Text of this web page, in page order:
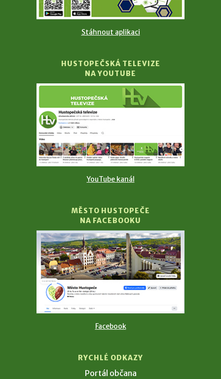
Stáhnout aplikaci
HUSTOPEČSKÁ TELEVIZE
NA YOUTUBE
YouTube kanál
MĚSTO HUSTOPEČE
NA FACEBOOKU
Facebook
RYCHLÉ ODKAZY
Portál občana